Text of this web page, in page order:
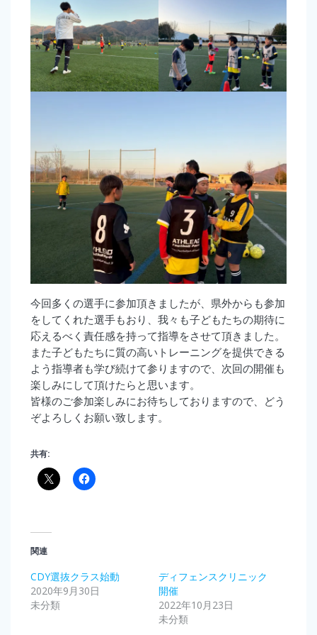
今回多くの選手に参加頂きましたが、県外からも参加
をしてくれた選手もおり、我々も子どもたちの期待に
応えるべく責任感を持って指導をさせて頂きました。
また子どもたちに質の高いトレーニングを提供できる
よう指導者も学び続けて参りますので、次回の開催も
楽しみにして頂けたらと思います。
皆様のご参加楽しみにお待ちしておりますので、どう
ぞよろしくお願い致します。
共有:
関連
CDY選抜クラス始動
2020年9月30日
未分類
ディフェンスクリニック
開催
2022年10月23日
未分類